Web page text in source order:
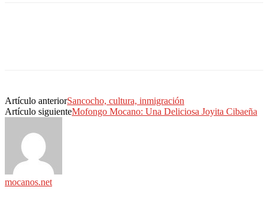
Artículo anteriorSancocho, cultura, inmigración
Artículo siguienteMofongo Mocano: Una Deliciosa Joyita Cibaeña
mocanos.net